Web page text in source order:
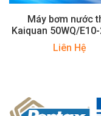
Máy bơm nước
Kaiquan 50WQ/
Liên Hệ